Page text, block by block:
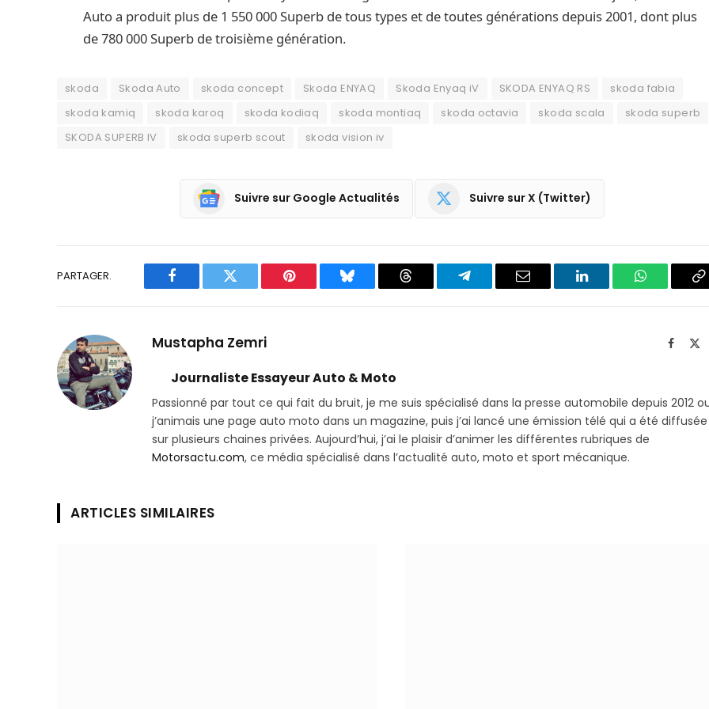
Auto a produit plus de 1 550 000 Superb de tous types et de toutes générations depuis 2001, dont plus
de 780 000 Superb de troisième génération.
skoda Skoda Auto skoda concept Skoda ENYAQ Skoda Enyaq iV SKODA ENYAQ RS
skoda fabia
skoda kamiq
skoda karoq skoda kodiaq skoda montiaq skoda octavia skoda scala
skoda superb
SKODA SUPERB IV
skoda superb scout skoda vision iv
Suivre sur Google Actualités Suivre sur X (Twitter)
PARTAGER.
Facebook Twitter Pinterest Bluesky Threads
Partager
Email LinkedIn WhatsApp
Mustapha Zemri
Journaliste Essayeur Auto & Moto
Passionné par tout ce qui fait du bruit, je me suis spécialisé dans la presse automobile depuis 2012
j’animais une page auto moto dans un magazine, puis j’ai lancé une émission télé qui a été diffusée
sur plusieurs chaines privées. Aujourd’hui, j’ai le plaisir d’animer les différentes rubriques de
Motorsactu.com, ce média spécialisé dans l’actualité auto, moto et sport mécanique.
ARTICLES SIMILAIRES